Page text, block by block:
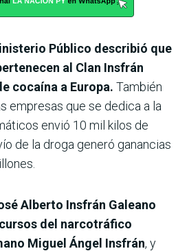
Público describió que
al Clan Insfrán
cocaína a Europa. También
empresas que se dedica a la
envió 10 mil kilos de
de la droga generó ganancias
Alberto Insfrán Galeano
del narcotráfico
Miguel Ángel Insfrán, y